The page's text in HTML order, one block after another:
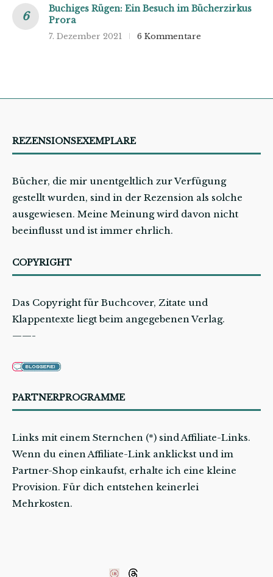
Buchiges Rügen: Ein Besuch im Bücherzirkus
Prora
7. Dezember 2021 6 Kommentare
REZENSIONSEXEMPLARE
Bücher, die mir unentgeltlich zur Verfügung
gestellt wurden, sind in der Rezension als solche
ausgewiesen. Meine Meinung wird davon nicht
beeinflusst und ist immer ehrlich.
COPYRIGHT
Das Copyright für Buchcover, Zitate und
Klappentexte liegt beim angegebenen Verlag.
——-
PARTNERPROGRAMME
Links mit einem Sternchen (*) sind Affiliate-Links.
Wenn du einen Affiliate-Link anklickst und im
Partner-Shop einkaufst, erhalte ich eine kleine
Provision. Für dich entstehen keinerlei
Mehrkosten.